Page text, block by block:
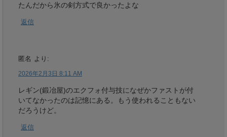
たんだから氷の剣方式で良かったよな
返信
匿名 より:
2026年2月3日 8:11 AM
レギン(鍛冶屋)のエクフォ付与技になぜかファストが付
いてなかったのは記憶にある。もう使われることもない
だろうけど。
返信